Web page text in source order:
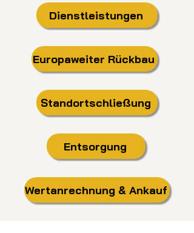
Dienstleistungen
Europaweiter Rückbau
Standortschließung
Entsorgung
Wertanrechnung & Ankauf